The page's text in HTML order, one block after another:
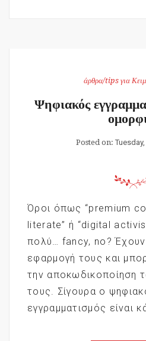
άρθρα/tips για
Ψηφιακός
Posted on:
Όροι όπως “premium
literate” ή “digital
πολύ… fancy, no? Έχουν
εφαρμογή τους και
την αποκωδικοποίηση
τους. Σίγουρα ο
εγγραμματισμός είναι